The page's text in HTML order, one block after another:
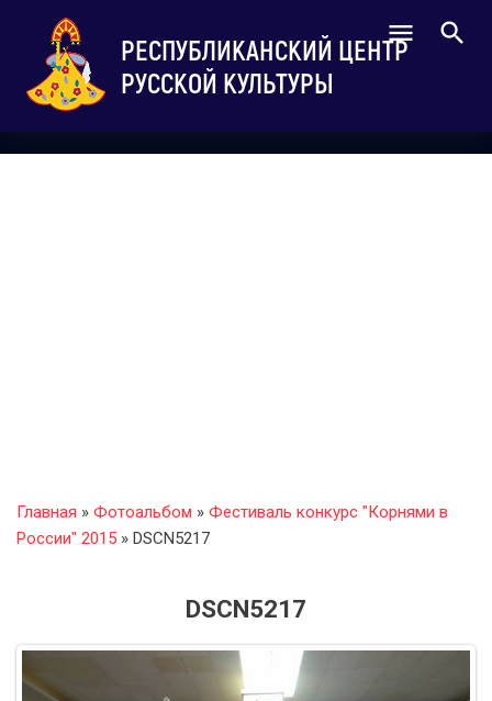
РЕСПУБЛИКАНСКИЙ ЦЕНТР
РУССКОЙ КУЛЬТУРЫ
Главная » Фотоальбом » Фестиваль конкурс "Корнями в
России" 2015 » DSCN5217
DSCN5217